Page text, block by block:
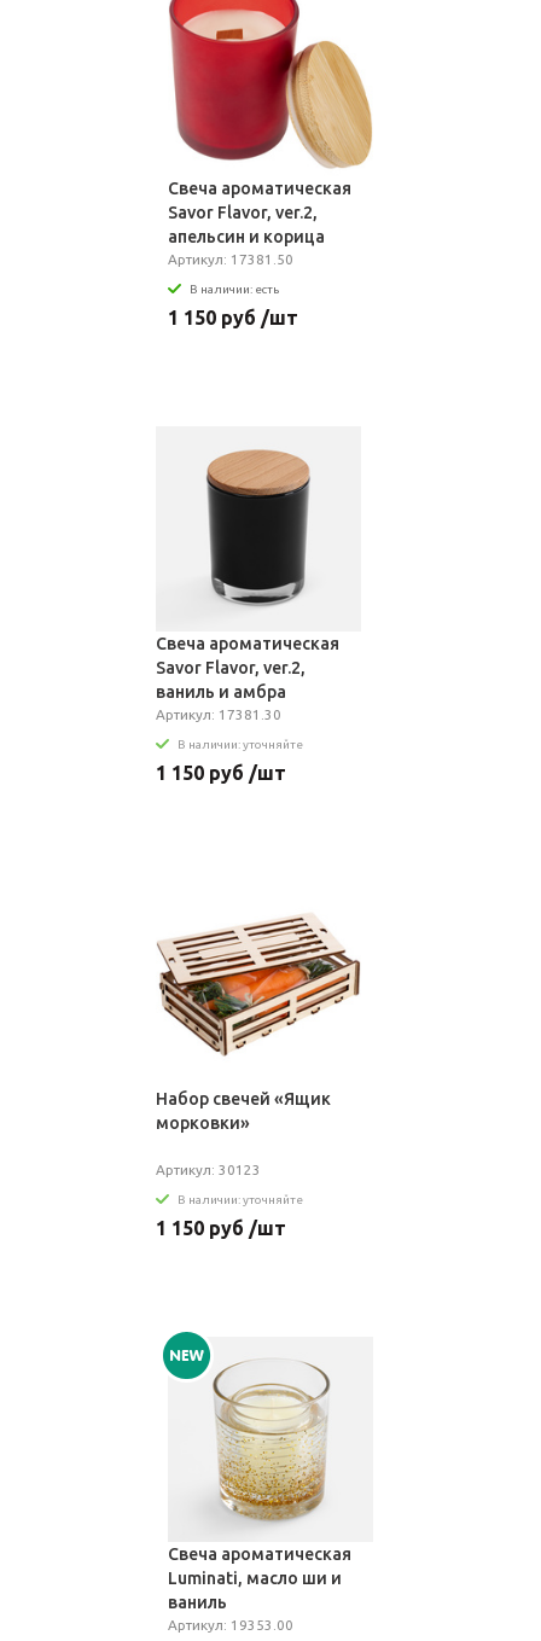
Свеча ароматическая
Savor Flavor, ver.2,
апельсин и корица
Артикул: 17381.50
В наличии: есть
1 150 руб /шт
Свеча ароматическая
Savor Flavor, ver.2,
ваниль и амбра
Артикул: 17381.30
В наличии: уточняйте
1 150 руб /шт
Набор свечей «Ящик
морковки»
Артикул: 30123
В наличии: уточняйте
1 150 руб /шт
Свеча ароматическая
Luminati, масло ши и
ваниль
Артикул: 19353.00